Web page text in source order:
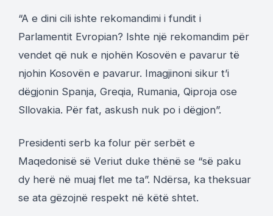
“A e dini cili ishte rekomandimi i fundit i
Parlamentit Evropian? Ishte një rekomandim për
vendet që nuk e njohën Kosovën e pavarur të
njohin Kosovën e pavarur. Imagjinoni sikur t’i
dëgjonin Spanja, Greqia, Rumania, Qiproja ose
Sllovakia. Për fat, askush nuk po i dëgjon”.
Presidenti serb ka folur për serbët e
Maqedonisë së Veriut duke thënë se “së paku
dy herë në muaj flet me ta”. Ndërsa, ka theksuar
se ata gëzojnë respekt në këtë shtet.